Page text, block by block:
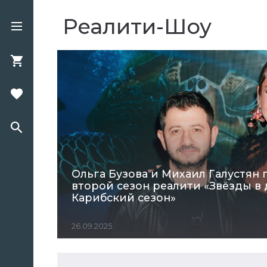
Реалити-Шоу
Ольга Бузова и Михаил Галустян
второй сезон реалити «Звёзды в
Карибский сезон»
26.09.2025